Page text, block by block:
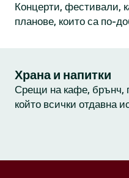
Концерти, фестивали,
планове, които са по-
Храна и напитки
Срещи на кафе, брънч,
който всички отдавна